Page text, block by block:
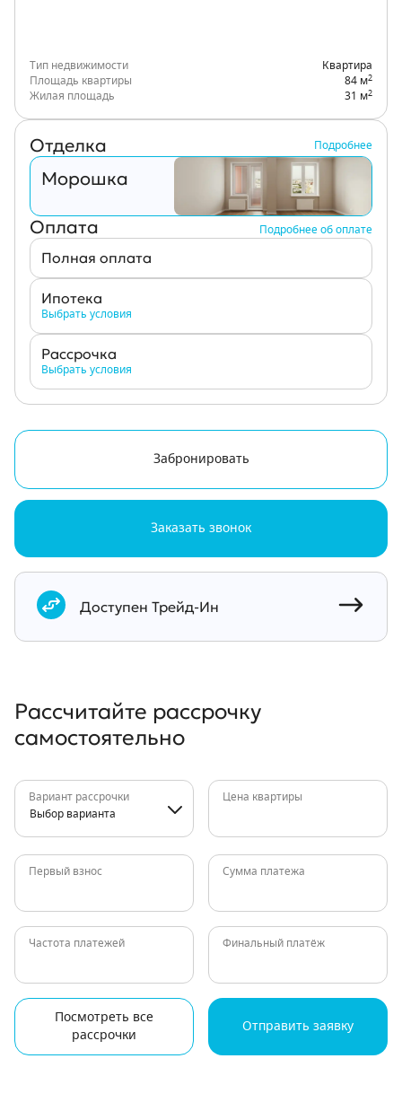
Тип недвижимости
Квартира
Площадь квартиры
84 м2
Жилая площадь 31 м2
Отделка Подробнее
Морошка
Оплата Подробнее об оплате
Полная оплата
Ипотека
Выбрать условия
Рассрочка
Выбрать условия
Забронировать
Заказать звонок
Документы
Доступен Трейд-Ин
Рассчитайте рассрочку
самостоятельно
Вариант рассрочки
Выбор варианта
Цена квартиры
Первый взнос Сумма платежа
Частота платежей Финальный платёж
Посмотреть все
рассрочки
Отправить заявку